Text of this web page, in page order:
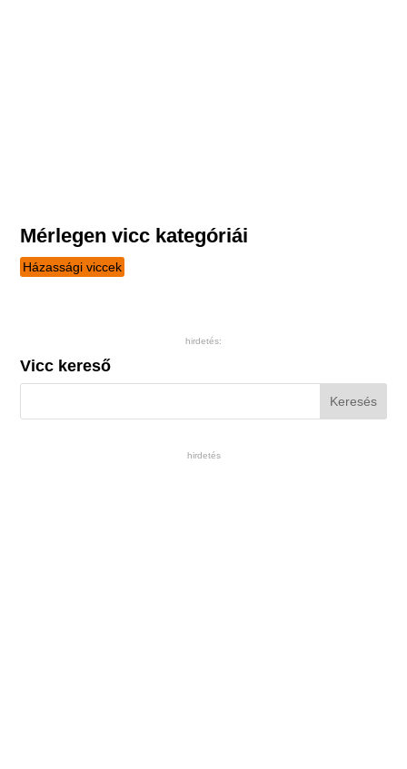
Mérlegen vicc kategóriái
Házassági viccek
hirdetés:
Vicc kereső
hirdetés